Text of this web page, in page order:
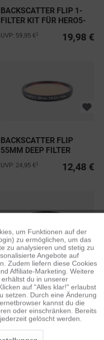
BACKSCATTER FLIP 1-
FILTER KIT FÜR HERO5-
19,98 €
UVP: 59,95 €
BACKSCATTER FLIP
55MM DEEP FILTER
12,48 €
UVP: 24,95 €
BACKSCATTER FLIP
55MM SHALLOW FILTER
12,48 €
UVP: 24,95 € 1
Aktiv
Inaktiv
Inaktiv
Inaktiv
um Funktionen auf der
zu ermöglichen, um das
zu analysieren und stetig zu
Angebote auf
Zudem liefern diese Cookies
Affiliate-Marketing. Weitere
du in unserer
auf "Alles klar!" erlaubst
setzen. Durch eine Änderung
kannst du die
oder einschränken. Bereits
gelöscht werden.